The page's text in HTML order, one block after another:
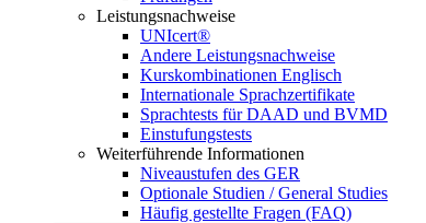
Leistungsnachweise
UNIcert®
Andere Leistungsnachweise
Kurskombinationen Englisch
Internationale Sprachzertifikate
Sprachtests für DAAD und BVMD
Einstufungstests
Weiterführende Informationen
Niveaustufen des GER
Optionale Studien / General Studies
Häufig gestellte Fragen (FAQ)